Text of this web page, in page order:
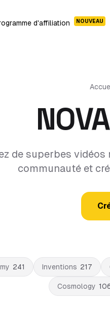
d'affiliation NOUVEAU
de superbes vidéos
communauté et
241 Inventions 217
Cosmology